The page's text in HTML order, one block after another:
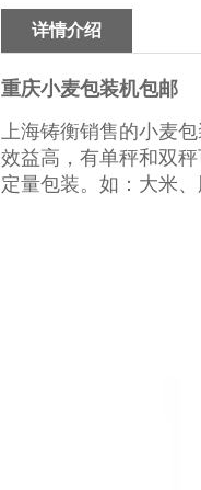
详情介绍
重庆小麦包装机包邮
上海铸衡销售的小麦
效益高，有单秤和双
定量包装。如：大米